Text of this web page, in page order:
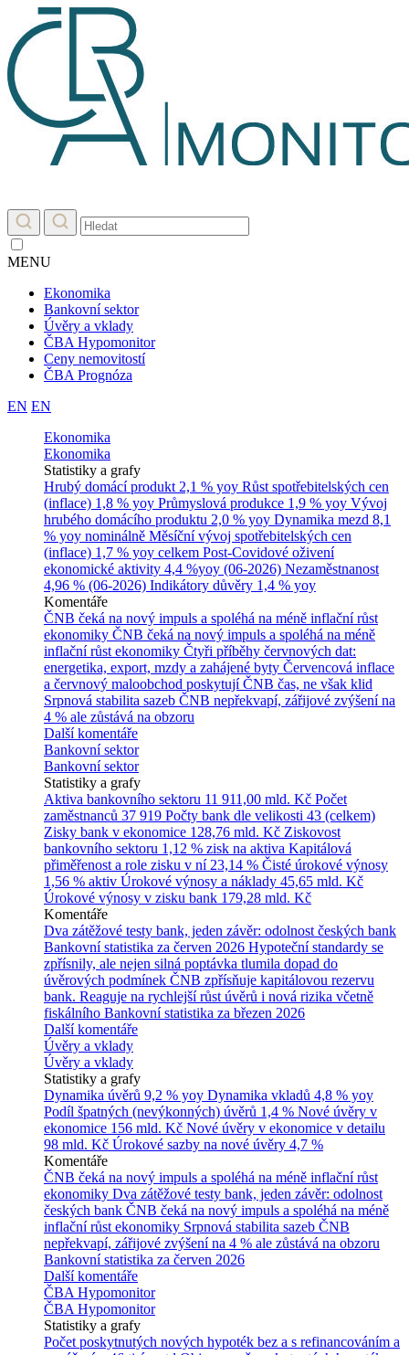
MENU
Ekonomika
Bankovní sektor
Úvěry a vklady
ČBA Hypomonitor
Ceny nemovitostí
ČBA Prognóza
EN EN
Ekonomika
Ekonomika
Statistiky a grafy
Hrubý domácí produkt 2,1 % yoy Růst spotřebitelských cen
(inflace) 1,8 % yoy Průmyslová produkce 1,9 % yoy Vývoj
hrubého domácího produktu 2,0 % yoy Dynamika mezd 8,1
% yoy nominálně Měsíční vývoj spotřebitelských cen
(inflace) 1,7 % yoy celkem Post-Covidové oživení
ekonomické aktivity 4,4 %yoy (06-2026) Nezaměstnanost
4,96 % (06-2026) Indikátory důvěry 1,4 % yoy
Komentáře
ČNB čeká na nový impuls a spoléhá na méně inflační růst
ekonomiky ČNB čeká na nový impuls a spoléhá na méně
inflační růst ekonomiky Čtyři příběhy červnových dat:
energetika, export, mzdy a zahájené byty Červencová inflace
a červnový maloobchod poskytují ČNB čas, ne však klid
Srpnová stabilita sazeb ČNB nepřekvapí, zářijové zvýšení na
4 % ale zůstává na obzoru
Další komentáře
Bankovní sektor
Bankovní sektor
Statistiky a grafy
Aktiva bankovního sektoru 11 911,00 mld. Kč Počet
zaměstnanců 37 919 Počty bank dle velikosti 43 (celkem)
Zisky bank v ekonomice 128,76 mld. Kč Ziskovost
bankovního sektoru 1,12 % zisk na aktiva Kapitálová
přiměřenost a role zisku v ní 23,14 % Čisté úrokové výnosy
1,56 % aktiv Úrokové výnosy a náklady 45,65 mld. Kč
Úrokové výnosy v zisku bank 179,28 mld. Kč
Komentáře
Dva zátěžové testy bank, jeden závěr: odolnost českých bank
Bankovní statistika za červen 2026 Hypoteční standardy se
zpřísnily, ale nejen silná poptávka tlumila dopad do
úvěrových podmínek ČNB zpřísňuje kapitálovou rezervu
bank. Reaguje na rychlejší růst úvěrů i nová rizika včetně
fiskálního Bankovní statistika za březen 2026
Další komentáře
Úvěry a vklady
Úvěry a vklady
Statistiky a grafy
Dynamika úvěrů 9,2 % yoy Dynamika vkladů 4,8 % yoy
Podíl špatných (nevýkonných) úvěrů 1,4 % Nové úvěry v
ekonomice 156 mld. Kč Nové úvěry v ekonomice v detailu
98 mld. Kč Úrokové sazby na nové úvěry 4,7 %
Komentáře
ČNB čeká na nový impuls a spoléhá na méně inflační růst
ekonomiky Dva zátěžové testy bank, jeden závěr: odolnost
českých bank ČNB čeká na nový impuls a spoléhá na méně
inflační růst ekonomiky Srpnová stabilita sazeb ČNB
nepřekvapí, zářijové zvýšení na 4 % ale zůstává na obzoru
Bankovní statistika za červen 2026
Další komentáře
ČBA Hypomonitor
ČBA Hypomonitor
Statistiky a grafy
Počet poskytnutých nových hypoték bez a s refinancováním a